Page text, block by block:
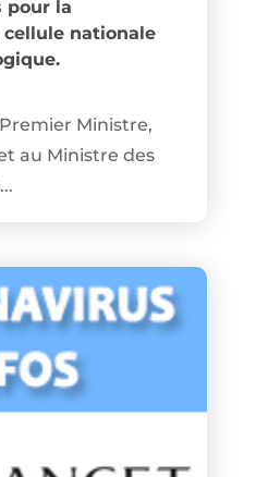
pour la
nationale
Ministre,
au Ministre des